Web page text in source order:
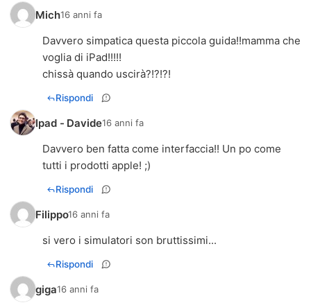
Mich16 anni fa
Davvero simpatica questa piccola guida!!mamma che
voglia di iPad!!!!!
chissà quando uscirà?!?!?!
Rispondi
Ipad - Davide16 anni fa
Davvero ben fatta come interfaccia!! Un po come
tutti i prodotti apple! ;)
Rispondi
Filippo16 anni fa
si vero i simulatori son bruttissimi...
Rispondi
giga16 anni fa